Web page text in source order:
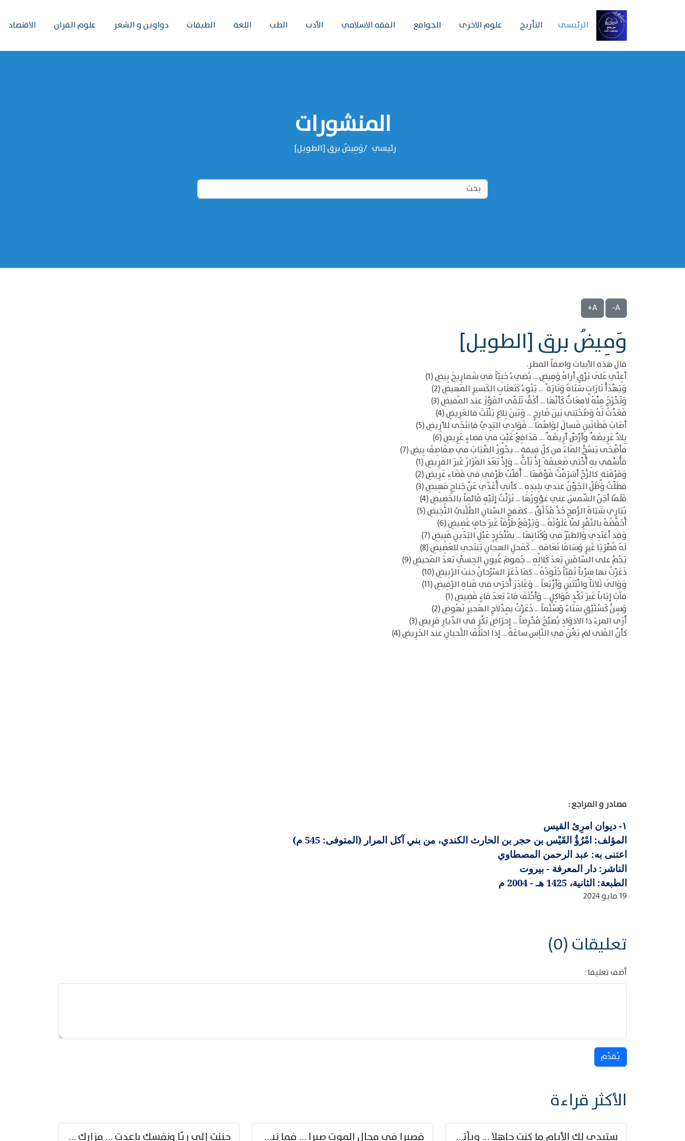
الرئیسی التأريخ علوم الاخرى الجوامع الفقه الاسلامي الأدب الطب اللغة الطبقات دواوين و الشعر علوم القران الاقتصاد
المنشورات
رئيسي وَمِيضُ برق [الطويل]
A-
A+
وَمِيضُ برق [الطويل]
قال هذه الأبيات واصفاً المطر.
أعِنّي عَلَى بَرْقٍ أراهُ وَمِيضِ ... يُضيءُ حَبِيّاً في شَمارِيخَ بِيضِ (1)
وَيَهْدَأُ تَارَاتٍ سَنَاهُ وَتَارَة ً ... يَنُوءُ كَتَعتَابِ الكَسيرِ المَهيضِ (2)
وَتَخْرُجُ مِنْهُ لامِعَاتٌ كَأنّهَا ... أكُفٌّ تَلَقّى الفَوْزَ عند المُفيضِ (3)
قَعَدْتُ لَهُ وَصُحُبَتي بَينَ ضَارجٍ ... وَبَينَ تِلاعِ يَثْلَثَ فالعَرِيضِ (4)
أصَابَ قَطَاتَينِ فَسالَ لِوَاهُمَا ... فَوَادِي البَدِيِّ فانتَحَى للأرِيضِ (5)
بِلادٌ عَرِيضَة ٌ وأرْضٌ أرِيضَة ٌ ... مَدَافِعُ غَيْثٍ في فضاءٍ عَرِيضِ (6)
فأضْحَى يَسُحُّ المَاءَ من كلّ فِيقةٍ ... يحُوزُ الضِّبَابَ في صفَاصِفَ بِيضِ (7)
فأُسْقي بهِ أُخْتي ضَعِيفَة َ إذْ نَأتْ ... وَإذْ بَعُدَ المَزَارُ غَيرَ القَرِيضِ (1)
وَمَرْقَبَة ٍ كالزُّجّ أشرَفْتُ فَوْقَهَا ... أُقلّبُ طَرْفي في فَضَاءِ عَرِيضِ (2)
فظَلْتُ وَظَلّ الجَوْنُ عندي بلِبدِهِ ... كأني أُعَدّي عَنْ جَناحٍ مَهِيضِ (3)
فَلَمّا أجَنّ الشّمسَ عني غؤورُهَا ... نَزَلْتُ إلَيْهِ قَائِماً بالحَضِيضِ (4)
يُبَارِي شَبَاةَ الرُّمحِ خَدٌّ مُذَلَّقٌ ... كصَفحِ السِّنانِ الصُّلَّبيِّ النَّحِيضِ (5)
أُخَفّضُهُ بالنَّقْرِ لمّا عَلَوْتُهُ ... وَيَرْفَعُ طَرْفَاً غَيرَ جافٍ غَضِيضِ (6)
وَقد أغتَدِي وَالطيّرُ في وُكُنَاتِهَا ... بمُنْجَرِدٍ عَبْلِ اليَدَينِ قَبِيضِ (7)
لَهُ قُصْرَيَا غَيرٍ وَسَاقَا نَعَامَة ٍ ... كَفَحلِ الهِجانِ يَنتَحي للعَضِيضِ (8)
يَجُمُّ على السّاقَينِ بَعدَ كَلالِهِ ... جُمومَ عُيونِ الحِسْيِ بَعدَ المَخيضِ (9)
ذَعَرْتُ بها سِرْباً نَقِيّاً جُلُودُهُ ... كمَا ذَعَرَ السِّرْحانُ جنبَ الرَّبِيضِ (10)
وَوَالَى ثَلاثاً واثْنَتَينِ وَأرْبَعاً ... وَغَادَرَ أُخرَى في قَناةِ الرَّفِيضِ (11)
فآبَ إيَاباً غَيرَ نَكْدٍ مُوَاكِلٍ ... وَأخْلَفَ مَاءً بَعدَ مَاءٍ فَضِيضِ (1)
وَسِنٌّ كَسُنَّيْقٍ سَنَاءً وَسُنَّماً ... ذَعَرْتُ بمِدْلاجِ الهَجيرِ نَهُوضِ (2)
أَرَى المرءَ ذا الاذوَادِ يُصبْحُ مُحْرِضاً ... إحرَاضِ بَكْرٍ في الدّيارِ مَرِيضِ (3)
كأنّ الفَتى لم يَغْنَ في النّاِس ساعَةً ... إذا اختَلَفَ اللَّحيانِ عند الجَرِيضِ (4)
مصادر و المراجع :
١-
ديوان امرِئ القيس
المؤلف: امْرُؤُ القَيْس بن حجر بن الحارث الكندي، من بني آكل المرار (المتوفى: 545 م)
اعتنى به: عبد الرحمن المصطاوي
الناشر: دار المعرفة - بيروت
الطبعة: الثانية، 1425 هـ - 2004 م
19 مايو 2024
تعليقات (0)
أضف تعليقا :
يُقدِّم
الأكثر قراءة
ستبدي لك الأيام ما كنت جاهلا … ويأتيك بالأخبار من لم تزوّد فصبرا في مجال الموت صبرا … فما نيل الخلود بمستطاع حننت إلى ريّا ونفسك باعدت … مزارك من ريّا وشعباكما معا